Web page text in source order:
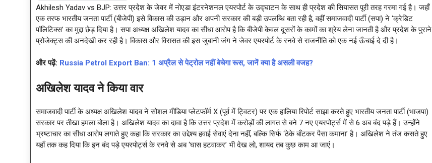
Akhilesh Yadav vs BJP: उत्तर प्रदेश के जेवर में नोएडा इंटरनेशनल एयरपोर्ट के उद्घाटन के साथ ही प्रदेश की सियासत पूरी तरह गरमा गई है। जहाँ
एक तरफ भारतीय जनता पार्टी (बीजेपी) इसे विकास की उड़ान और अपनी सरकार की बड़ी उपलब्धि बता रही है, वहीं समाजवादी पार्टी (सपा) ने ‘क्रेडिट
पॉलिटिक्स’ का मुद्दा छेड़ दिया है। सपा अध्यक्ष अखिलेश यादव का सीधा आरोप है कि बीजेपी केवल दूसरों के कामों का श्रेय लेना जानती है और प्रदेश के पुराने
प्रोजेक्ट्स की अनदेखी कर रही है। विकास और विरासत की इस जुबानी जंग ने जेवर एयरपोर्ट के रनवे से राजनीति को एक नई ऊँचाई दे दी है।
और पढ़ें: Russia Petrol Export Ban: 1 अप्रैल से पेट्रोल नहीं बेचेगा रूस, जानें क्या है असली वजह?
अखिलेश यादव ने किया वार
समाजवादी पार्टी के अध्यक्ष अखिलेश यादव ने सोशल मीडिया प्लेटफॉर्म X (पूर्व में ट्विटर) पर एक हालिया रिपोर्ट साझा करते हुए भारतीय जनता पार्टी (भाजपा)
सरकार पर तीखा हमला बोला है। अखिलेश यादव का दावा है कि उत्तर प्रदेश में करोड़ों की लागत से बने 7 नए एयरपोर्ट्स में से 6 अब बंद पड़े हैं। उन्होंने
भ्रष्टाचार का सीधा आरोप लगाते हुए कहा कि सरकार का उद्देश्य हवाई सेवाएं देना नहीं, बल्कि सिर्फ ‘ठेके बाँटकर पैसा कमाना’ है। अखिलेश ने तंज कसते हुए
यहाँ तक कह दिया कि इन बंद पड़े एयरपोर्ट्स के रनवे से अब ‘घास हटवाकर’ भी देख लो, शायद तब कुछ काम आ जाएं।